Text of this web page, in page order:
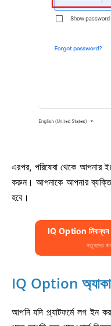
এরপর, পরিষেবা থেকে আপনার
করুন। আপনাকে আপনার
হবে।
IQ Option নিবন্ধন
নতুনদের
IQ Option
আপনি যদি প্ল্যাটফর্মে লগ ইন